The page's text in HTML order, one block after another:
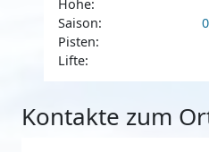
Höhe:
Saison:
Pisten:
Lifte:
Kontakte zum